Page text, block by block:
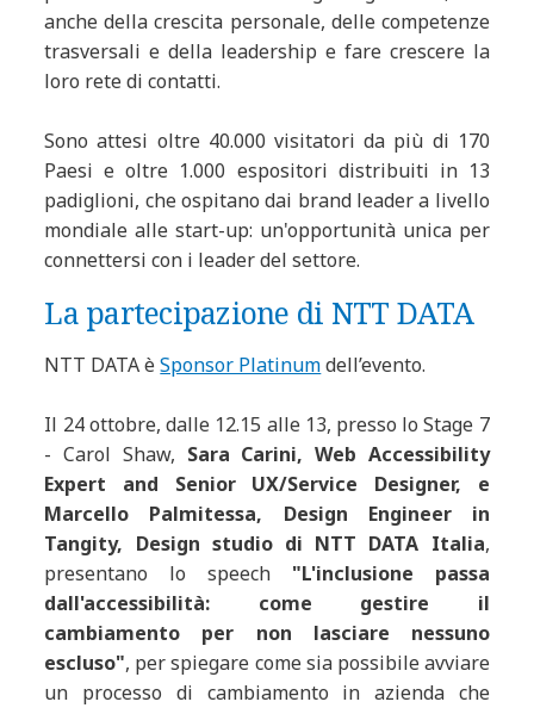
anche della crescita personale, delle competenze
trasversali e della leadership e fare crescere la
loro rete di contatti.
Sono attesi oltre 40.000 visitatori da più di 170
Paesi e oltre 1.000 espositori distribuiti in 13
padiglioni, che ospitano dai brand leader a livello
mondiale alle start-up: un'opportunità unica per
connettersi con i leader del settore.
La partecipazione di NTT DATA
NTT DATA èSponsor Platinumdell’evento.
Il 24 ottobre, dalle 12.15 alle 13, presso lo Stage 7
- Carol Shaw, Sara Carini, Web Accessibility
Expert and Senior UX/Service Designer, e
Marcello Palmitessa, Design Engineer in
Tangity, Design studio di NTT DATA Italia,
presentano lo speech "L'inclusione passa
dall'accessibilità: come gestire il
cambiamento per non lasciare nessuno
escluso", per spiegare come sia possibile avviare
un processo di cambiamento in azienda che